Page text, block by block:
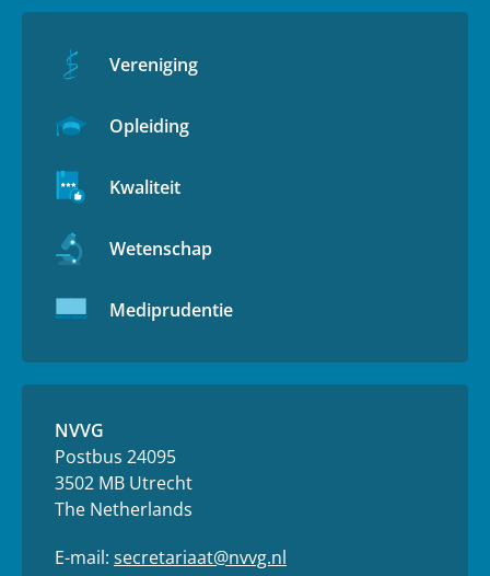
Vereniging
Opleiding
Kwaliteit
Wetenschap
Mediprudentie
NVVG
Postbus 24095
3502 MB Utrecht
The Netherlands
E-mail: secretariaat@nvvg.nl